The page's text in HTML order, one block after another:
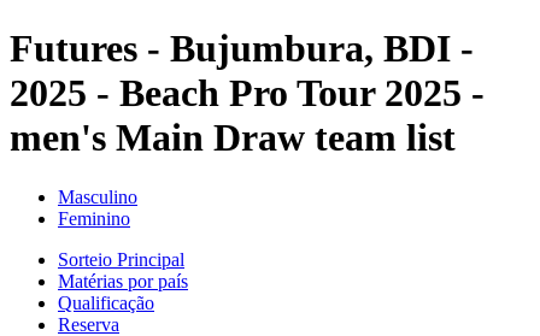
Futures - Bujumbura, BDI -
2025 - Beach Pro Tour 2025 -
men's Main Draw team list
Masculino
Feminino
Sorteio Principal
Matérias por país
Qualificação
Reserva